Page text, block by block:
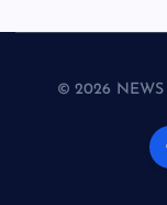
© 2026 NEWS